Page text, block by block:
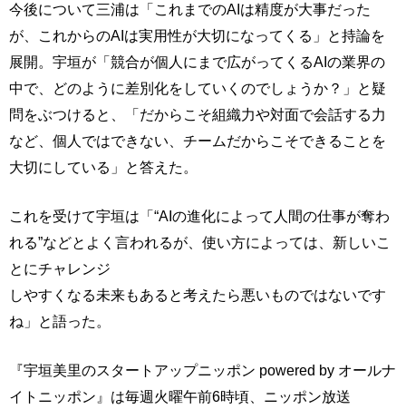
今後について三浦は「これまでのAIは精度が大事だった
が、これからのAIは実用性が大切になってくる」と持論を
展開。宇垣が「競合が個人にまで広がってくるAIの業界の
中で、どのように差別化をしていくのでしょうか？」と疑
問をぶつけると、「だからこそ組織力や対面で会話する力
など、個人ではできない、チームだからこそできることを
大切にしている」と答えた。
これを受けて宇垣は「“AIの進化によって人間の仕事が奪わ
れる”などとよく言われるが、使い方によっては、新しいこ
とにチャレンジ
しやすくなる未来もあると考えたら悪いものではないです
ね」と語った。
『宇垣美里のスタートアップニッポン powered by オールナ
イトニッポン』は毎週火曜午前6時頃、ニッポン放送